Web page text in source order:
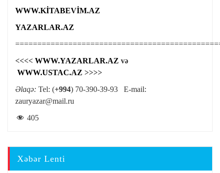
WWW.KİTABEVİM.AZ
YAZARLAR.AZ
<<<< WWW.YAZARLAR.AZ və
WWW.USTAC.AZ >>>>
Əlaqə: Tel: (+994) 70-390-39-93 E-mail:
zauryazar@mail.ru
405
Xəbər Lenti